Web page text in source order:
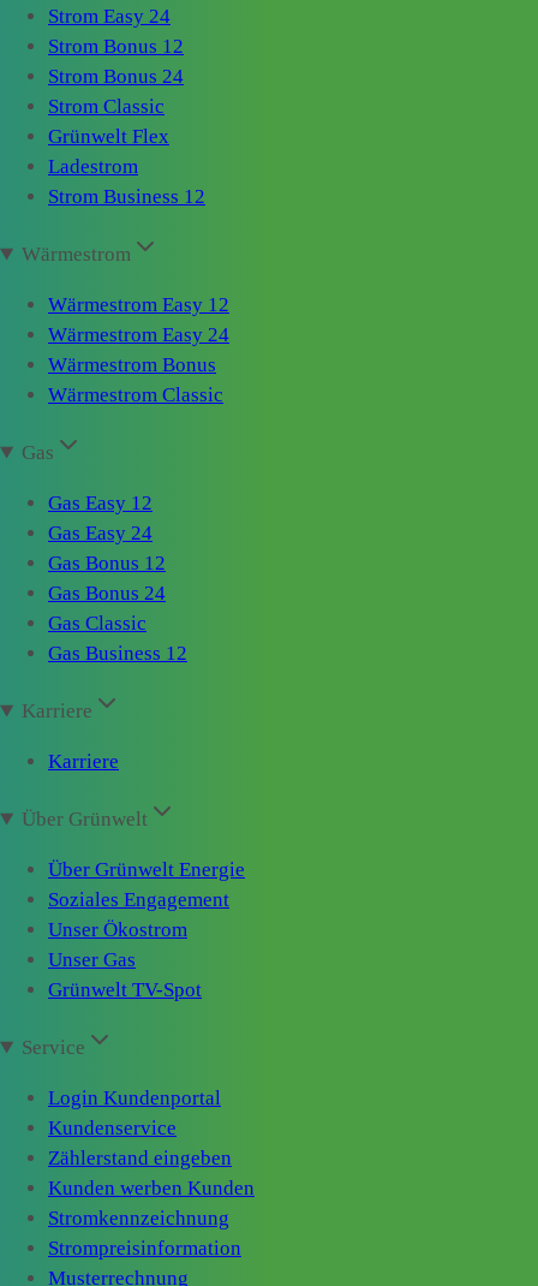
Strom Easy 24
Strom Bonus 12
Strom Bonus 24
Strom Classic
Grünwelt Flex
Ladestrom
Strom Business 12
Wärmestrom
Wärmestrom Easy 12
Wärmestrom Easy 24
Wärmestrom Bonus
Wärmestrom Classic
Gas
Gas Easy 12
Gas Easy 24
Gas Bonus 12
Gas Bonus 24
Gas Classic
Gas Business 12
Karriere
Karriere
Über Grünwelt
Über Grünwelt Energie
Soziales Engagement
Unser Ökostrom
Unser Gas
Grünwelt TV-Spot
Service
Login Kundenportal
Kundenservice
Zählerstand eingeben
Kunden werben Kunden
Stromkennzeichnung
Strompreisinformation
Musterrechnung